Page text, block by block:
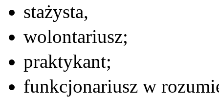
stażysta,
wolontariusz;
praktykant;
funkcjonariusz w